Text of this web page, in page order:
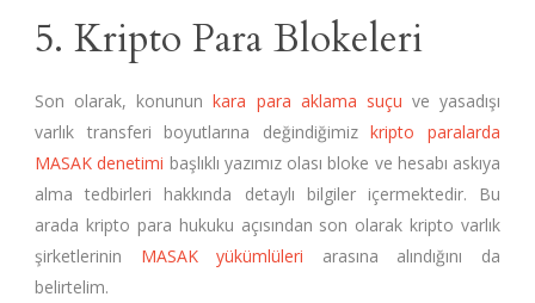
5. Kripto Para Blokeleri
Son olarak, konununkara para aklama suçu ve yasadışı
varlık transferi boyutlarına değindiğimizkripto paralarda
MASAK denetimi başlıklı yazımız olası bloke ve hesabı askıya
alma tedbirleri hakkında detaylı bilgiler içermektedir. Bu
arada kripto para hukuku açısından son olarak kripto varlık
şirketlerinin MASAK yükümlüleri arasına alındığını da
belirtelim.